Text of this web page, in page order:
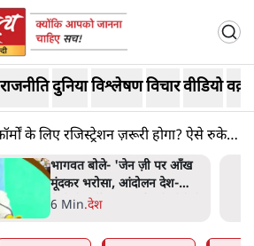
राजनीतिदुनियाविश्लेषणविचारवीडियो
के लिए रजिस्ट्रेशन ज़रूरी होगा? ऐसे रुकेगी
भागवत बोले- 'जेन ज़ी पर आँख
मूंदकर भरोसा, आंदोलन देश-
विरोधी नहीं'; अतुल लिमये बोले थे-
6 Min.देश